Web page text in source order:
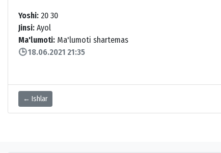
Yoshi: 20 30
Jinsi: Ayol
Ma'lumoti: Ma'lumoti shartemas
🕒 18.06.2021 21:35
← Ishlar